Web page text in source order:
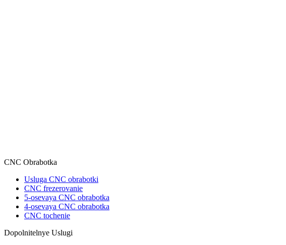
CNC Obrabotka
Usluga CNC obrabotki
CNC frezerovanie
5-osevaya CNC obrabotka
4-osevaya CNC obrabotka
CNC tochenie
Dopolnitelnye Uslugi